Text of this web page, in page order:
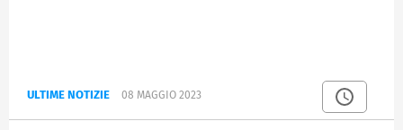
ULTIME NOTIZIE 08 MAGGIO 2023